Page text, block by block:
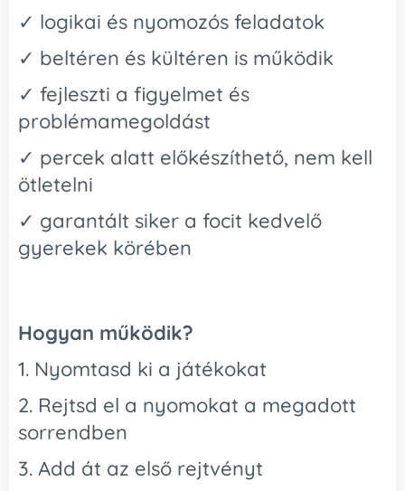
✓ logikai és nyomozós feladatok
✓ beltéren és kültéren is működik
✓ fejleszti a figyelmet és
problémamegoldást
✓ percek alatt előkészíthető, nem kell
ötletelni
✓ garantált siker a focit kedvelő
gyerekek körében
Hogyan működik?
1. Nyomtasd ki a játékokat
2. Rejtsd el a nyomokat a megadott
sorrendben
3. Add át az első rejtvényt